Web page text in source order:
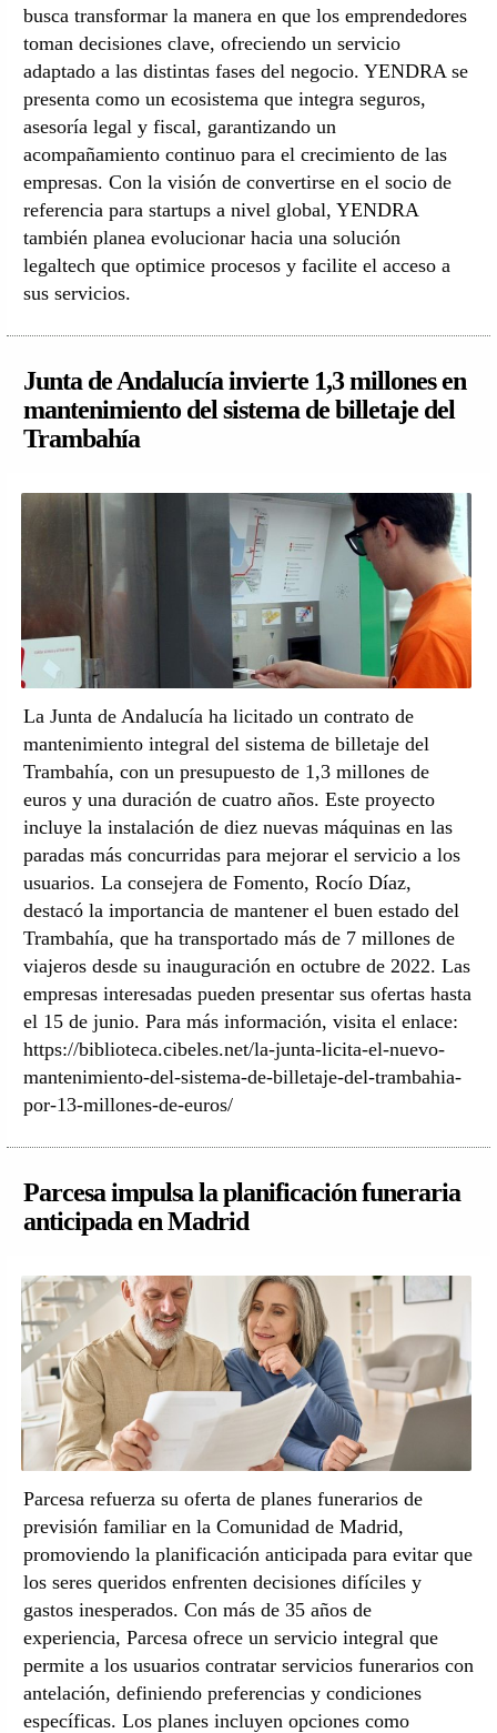
busca transformar la manera en que los emprendedores
toman decisiones clave, ofreciendo un servicio
adaptado a las distintas fases del negocio. YENDRA se
presenta como un ecosistema que integra seguros,
asesoría legal y fiscal, garantizando un
acompañamiento continuo para el crecimiento de las
empresas. Con la visión de convertirse en el socio de
referencia para startups a nivel global, YENDRA
también planea evolucionar hacia una solución
legaltech que optimice procesos y facilite el acceso a
sus servicios.
Junta de Andalucía invierte 1,3 millones en
mantenimiento del sistema de billetaje del
Trambahía
La Junta de Andalucía ha licitado un contrato de
mantenimiento integral del sistema de billetaje del
Trambahía, con un presupuesto de 1,3 millones de
euros y una duración de cuatro años. Este proyecto
incluye la instalación de diez nuevas máquinas en las
paradas más concurridas para mejorar el servicio a los
usuarios. La consejera de Fomento, Rocío Díaz,
destacó la importancia de mantener el buen estado del
Trambahía, que ha transportado más de 7 millones de
viajeros desde su inauguración en octubre de 2022. Las
empresas interesadas pueden presentar sus ofertas hasta
el 15 de junio. Para más información, visita el enlace:
https://biblioteca.cibeles.net/la-junta-licita-el-nuevo-
mantenimiento-del-sistema-de-billetaje-del-trambahia-
por-13-millones-de-euros/
Parcesa impulsa la planificación funeraria
anticipada en Madrid
Parcesa refuerza su oferta de planes funerarios de
previsión familiar en la Comunidad de Madrid,
promoviendo la planificación anticipada para evitar que
los seres queridos enfrenten decisiones difíciles y
gastos inesperados. Con más de 35 años de
experiencia, Parcesa ofrece un servicio integral que
permite a los usuarios contratar servicios funerarios con
antelación, definiendo preferencias y condiciones
específicas. Los planes incluyen opciones como